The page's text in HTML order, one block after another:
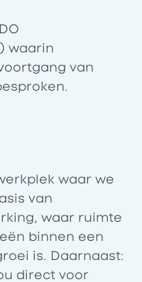
waarin
van
waar we
van
waar ruimte
binnen een
is. Daarnaast:
direct voor